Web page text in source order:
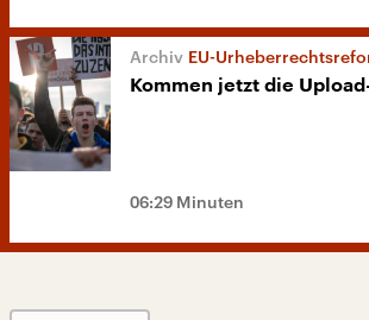
EU-
Kommen jetzt die
06:29 Minuten